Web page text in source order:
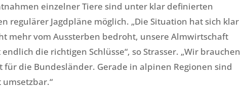
einzelner Tiere sind unter klar definierten
regulärer Jagdpläne möglich. „Die Situation hat sich klar
mehr vom Aussterben bedroht, unsere Almwirtschaft
die richtigen Schlüsse“, so Strasser. „Wir brauchen
für die Bundesländer. Gerade in alpinen Regionen sind